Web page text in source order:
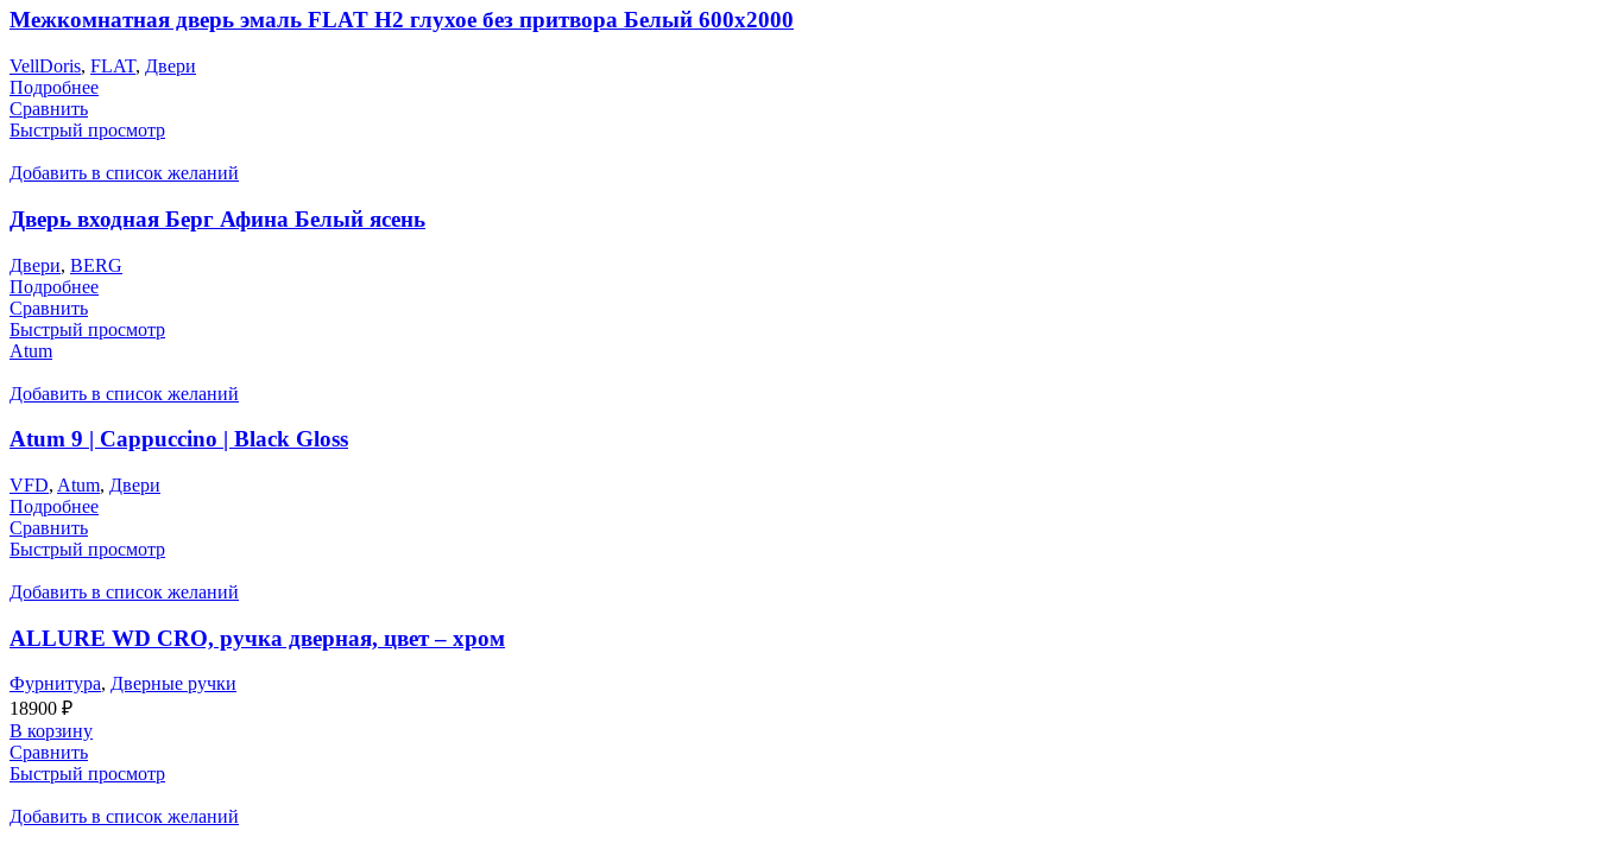
Межкомнатная дверь эмаль FLAT H2 глухое без притвора Белый 600х2000
VellDoris, FLAT, Двери
Подробнее
Сравнить
Быстрый просмотр
Добавить в список желаний
Дверь входная Берг Афина Белый ясень
Двери, BERG
Подробнее
Сравнить
Быстрый просмотр
Atum
Добавить в список желаний
Atum 9 | Cappuccino | Black Gloss
VFD, Atum, Двери
Подробнее
Сравнить
Быстрый просмотр
Добавить в список желаний
ALLURE WD CRO, ручка дверная, цвет – хром
Фурнитура, Дверные ручки
18900 ₽
В корзину
Сравнить
Быстрый просмотр
Добавить в список желаний